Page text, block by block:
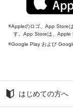
Appleのロゴ、App Store
す。App Storeは、Apple
Google Play および
はじめての方へ